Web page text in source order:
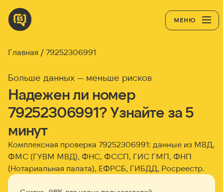
МЕНЮ
Главная 79252306991
Больше данных — меньше рисков
Надежен ли номер
79252306991? Узнайте за 5
минут
Комплексная проверка 79252306991: данные из МВД,
ФМС (ГУВМ МВД), ФНС, ФССП, ГИС ГМП, ФНП
(Нотариальная палата), ЕФРСБ, ГИБДД, Росреестр.